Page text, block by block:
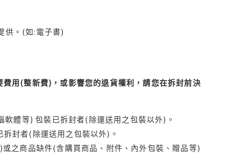
供。(如:電子書)
用(整新費)，或影響您的退貨權利，請您在拆封前決
體等) 包裝已拆封者(除運送用之包裝以外)。
封者(除運送用之包裝以外)。
之商品缺件(含購買商品、附件、內外包裝、贈品等)